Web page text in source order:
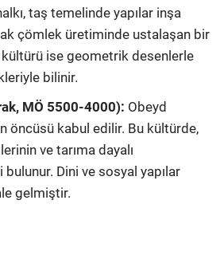
taş temelinde yapılar inşa
çömlek üretiminde ustalaşan bir
ise geometrik desenlerle
bilinir.
MÖ 5500-4000): Obeyd
öncüsü kabul edilir. Bu kültürde,
ve tarıma dayalı
Dini ve sosyal yapılar
gelmiştir.